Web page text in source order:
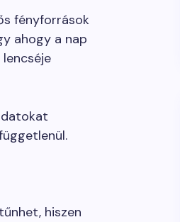
fényforrások
ahogy a nap
hiszen